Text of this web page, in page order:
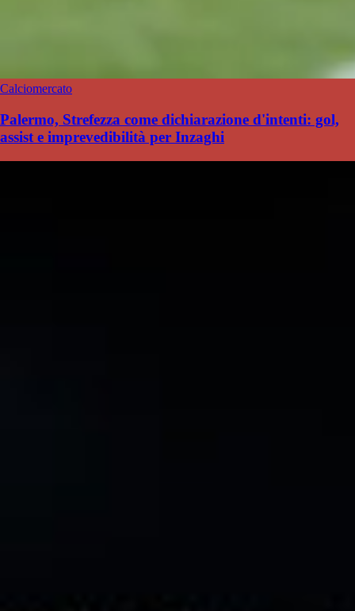
Calciomercato
Palermo, Strefezza come dichiarazione d'intenti: gol,
assist e imprevedibilità per Inzaghi